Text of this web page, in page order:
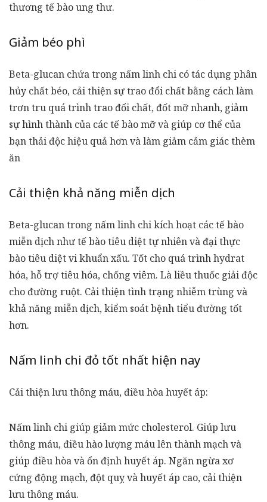
thương tế bào ung thư.
Giảm béo phì
Beta-glucan chứa trong nấm linh chi có tác dụng phân
hủy chất béo, cải thiện sự trao đổi chất bằng cách làm
trơn tru quá trình trao đổi chất, đốt mỡ nhanh, giảm
sự hình thành của các tế bào mỡ và giúp cơ thể của
bạn thải độc hiệu quả hơn và làm giảm cảm giác thèm
ăn
Cải thiện khả năng miễn dịch
Beta-glucan trong nấm linh chikích hoạt các tế bào
miễn dịch như tế bào tiêu diệt tự nhiên và đại thực
bào tiêu diệt vi khuẩn xấu. Tốt cho quá trình hydrat
hóa, hỗ trợ tiêu hóa, chống viêm. Là liều thuốc giải độc
cho đường ruột. Cải thiện tình trạng nhiễm trùng và
khả năng miễn dịch, kiểm soát bệnh tiểu đường tốt
hơn.
Nấm linh chi đỏ tốt nhất hiện nay
Cải thiện lưu thông máu, điều hòa huyết áp:
Nấm linh chi giúp giảm mức cholesterol. Giúp lưu
thông máu, điều hào lượng máu lên thành mạch và
giúp điều hòa và ổn định huyết áp. Ngăn ngừa xơ
cứng động mạch, đột quỵ và huyết áp cao, cải thiện
lưu thông máu.